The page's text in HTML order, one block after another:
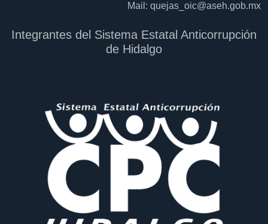
Mail: quejas_oic@aseh.gob.mx
Integrantes del Sistema Estatal Anticorrupción
de Hidalgo